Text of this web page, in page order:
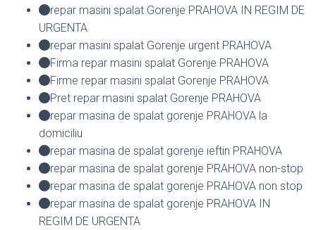
repar masini spalat Gorenje PRAHOVA IN REGIM DE
URGENTA
repar masini spalat Gorenje urgent PRAHOVA
Firma repar masini spalat Gorenje PRAHOVA
Firme repar masini spalat Gorenje PRAHOVA
Pret repar masini spalat Gorenje PRAHOVA
repar masina de spalat gorenje PRAHOVA la
domiciliu
repar masina de spalat gorenje ieftin PRAHOVA
repar masina de spalat gorenje PRAHOVA non-stop
repar masina de spalat gorenje PRAHOVA non stop
repar masina de spalat gorenje PRAHOVA IN
REGIM DE URGENTA